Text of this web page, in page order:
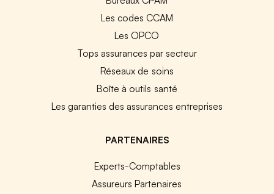
Les codes CCAM
Les OPCO
Tops assurances par secteur
Réseaux de soins
Boîte à outils santé
Les garanties des assurances entreprises
PARTENAIRES
Experts-Comptables
Assureurs Partenaires